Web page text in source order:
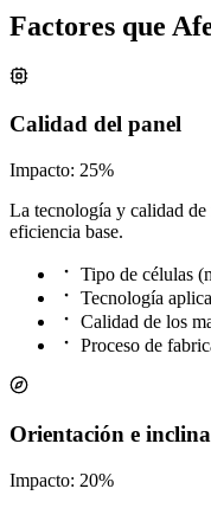
Factores que
Calidad del panel
Impacto: 25%
La tecnología y calidad
eficiencia base.
Tipo de células
Tecnología
Calidad de los
Proceso de
Orientación e
Impacto: 20%